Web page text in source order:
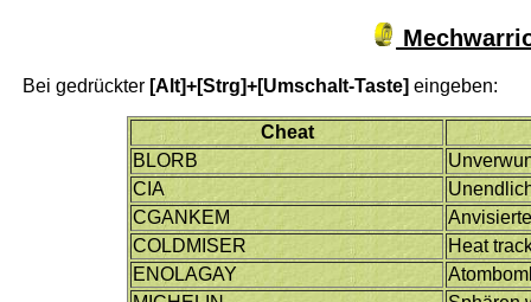
Bei gedrückter [Alt]+[Strg]+[Umschalt-Taste] eingeben:
Cheat
BLORB
CIA
CGANKEM
COLDMISER
Heat
ENOLAGAY